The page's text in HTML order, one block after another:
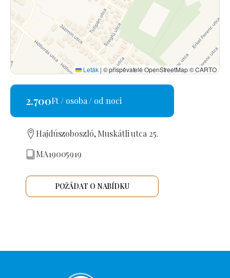
Leták | © přispěvatelé OpenStreetMap © CARTO
2.700Ft / osoba / od noci
Hajdúszoboszló, Muskátli utca 25.
MA19005919
POŽÁDAT O NABÍDKU